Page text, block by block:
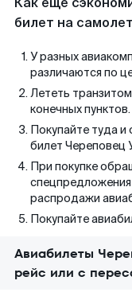
билет на
У разных
различаются по
Лететь
конечных пунктов.
Покупайте туда и
билет Череповец
При покупке
спецпредложения
распродажи
Покупайте
Авиабилеты
рейс или с